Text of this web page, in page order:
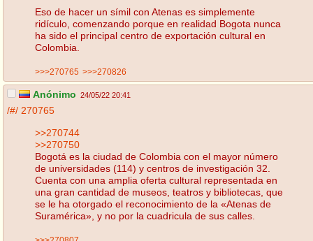
Eso de hacer un símil con Atenas es simplemente
ridículo, comenzando porque en realidad Bogota nunca
ha sido el principal centro de exportación cultural en
Colombia.
>>>270765 >>>270826
Anónimo 24/05/22 20:41
/#/ 270765
>>270744
>>270750
Bogotá es la ciudad de Colombia con el mayor número
de universidades (114) y centros de investigación 32​.
Cuenta con una amplia oferta cultural representada en
una gran cantidad de museos, teatros y bibliotecas, que
se le ha otorgado el reconocimiento de la «Atenas de
Suramérica», y no por la cuadricula de sus calles.